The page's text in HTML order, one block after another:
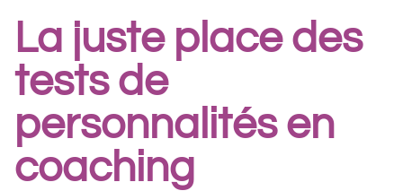
La juste place des
tests de
personnalités en
coaching